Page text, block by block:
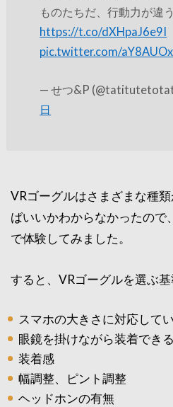
ものたちだ、行動力が違う
https://t.co/dXHpaJ6e9I
pic.twitter.com/
— せつ&P
日
VRゴーグルはさまざまな種
ばいいかわからなかったので
で体験してみました。
すると、VRゴーグルを選ぶ
スマホの大きさに対応して
眼鏡を掛けながら装着でき
装着感
幅調整、ピント調整
ヘッドホンの有無